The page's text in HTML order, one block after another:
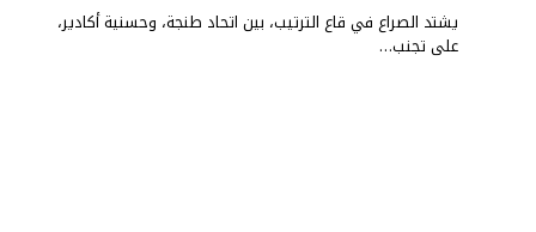
يشتد الصراع في قاع الترتيب، بين اتحاد طنجة، وحسنية أكادير،
على تجنب…